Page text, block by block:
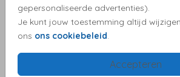
gepersonaliseerde advertenties).
Je kunt jouw toestemming altijd
ons ons cookiebeleid.
Accepteren